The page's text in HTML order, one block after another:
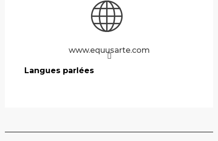
www.equusarte.com
Langues parlées
Langues parlées